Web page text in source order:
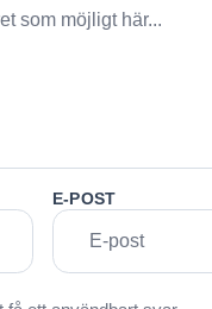
E-POST